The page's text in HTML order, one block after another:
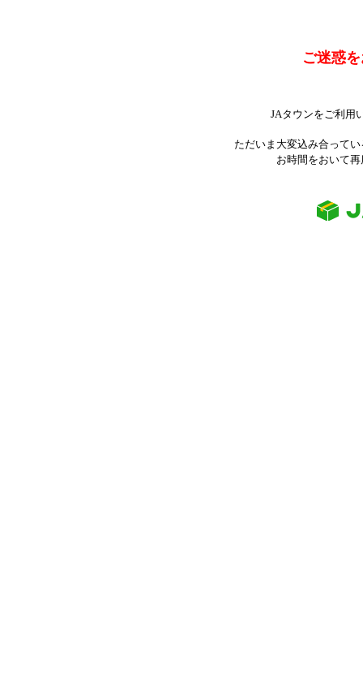
ご迷惑
JAタウンをご利用
ただいま大変込み合って
お時間をおいて